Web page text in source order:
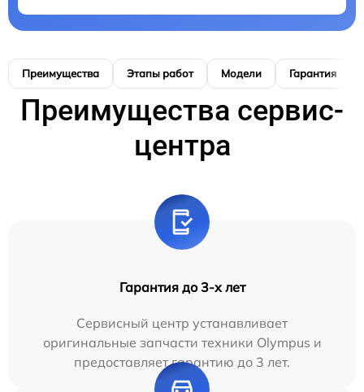
Преимущества Этапы работ Модели Гарантия
Преимущества сервис-
центра
Гарантия до 3-х лет
Сервисный центр устанавливает
оригинальные запчасти техники Olympus и
предоставляет гарантию до 3 лет.